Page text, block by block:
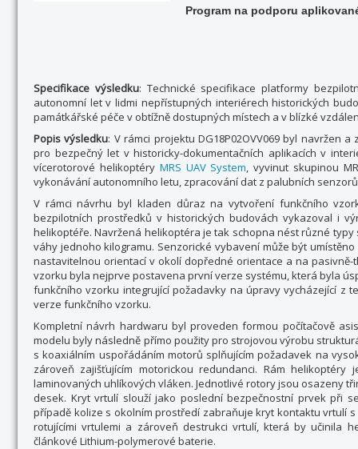
Program na podporu
Specifikace výsledku: Technické specifikace platformy
autonomní let v lidmi nepřístupných interiérech historických
památkářské péče v obtížně dostupných místech a v blízké
Popis výsledku: V rámci projektu DG18P02OVV069 byl navržen
pro bezpečný let v historicky-dokumentačních aplikacích v
vícerotorové helikoptéry MRS UAV System, vyvinut skupinou
vykonávání autonomního letu, zpracování dat z palubních
V rámci návrhu byl kladen důraz na vytvoření funkčního
bezpilotních prostředků v historických budovách vykazoval i
helikoptéře. Navržená helikoptéra je tak schopna nést různé
váhy jednoho kilogramu. Senzorické vybavení může být
nastavitelnou orientací v okolí dopředné orientace a na
vzorku byla nejprve postavena první verze systému, která byla
funkčního vzorku integrující požadavky na úpravy vycházející z
verze funkčního vzorku.
Kompletní návrh hardwaru byl proveden formou počítačově
modelu byly následně přímo použity pro strojovou výrobu
s koaxiálním uspořádáním motorů splňujícím požadavek na
zároveň zajišťujícím motorickou redundanci. Rám
laminovaných uhlíkových vláken. Jednotlivé rotory jsou osazeny
desek. Kryt vrtulí slouží jako poslední bezpečnostní prvek při
případě kolize s okolním prostředí zabraňuje kryt kontaktu vrtulí
rotujícími vrtulemi a zároveň destrukci vrtulí, která by učinila
článkové Lithium-polymerové baterie.